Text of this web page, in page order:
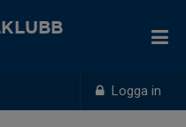
Logga in